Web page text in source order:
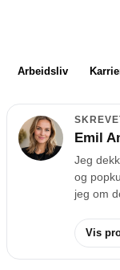
Arbeidsliv
Emil
Jeg
og
jeg om
Vis